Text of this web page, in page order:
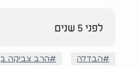
לפני 5 שנים
הבדלה הרב צביקה